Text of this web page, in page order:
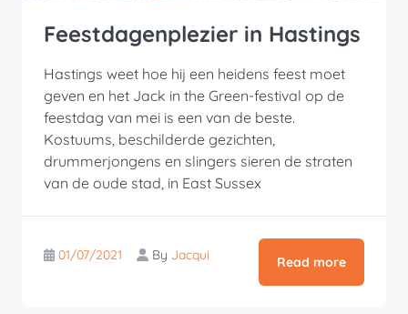
Feestdagenplezier in Hastings
Hastings weet hoe hij een heidens feest moet
geven en het Jack in the Green-festival op de
feestdag van mei is een van de beste.
Kostuums, beschilderde gezichten,
drummerjongens en slingers sieren de straten
van de oude stad, in East Sussex
01/07/2021 By Jacqui Read more